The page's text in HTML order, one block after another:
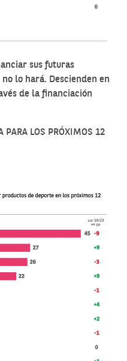
sus futuras
lo hará. Descienden en
de la financiación
PARA LOS PRÓXIMOS 12